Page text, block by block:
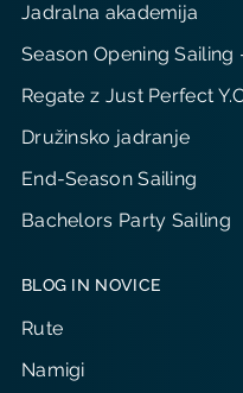
Jadralna akademija
Season Opening Sailing
Regate z Just Perfect
Družinsko jadranje
End-Season Sailing
Bachelors Party Sailing
BLOG IN NOVICE
Rute
Namigi